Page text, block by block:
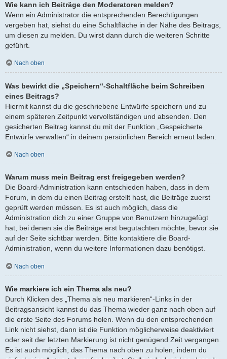
Wie kann ich Beiträge den Moderatoren melden?
Wenn ein Administrator die entsprechenden Berechtigungen
vergeben hat, siehst du eine Schaltfläche in der Nähe des Beitrags,
um diesen zu melden. Du wirst dann durch die weiteren Schritte
geführt.
Nach oben
Was bewirkt die „Speichern“-Schaltfläche beim Schreiben
eines Beitrags?
Hiermit kannst du die geschriebene Entwürfe speichern und zu
einem späteren Zeitpunkt vervollständigen und absenden. Den
gesicherten Beitrag kannst du mit der Funktion „Gespeicherte
Entwürfe verwalten“ in deinem persönlichen Bereich erneut laden.
Nach oben
Warum muss mein Beitrag erst freigegeben werden?
Die Board-Administration kann entschieden haben, dass in dem
Forum, in dem du einen Beitrag erstellt hast, die Beiträge zuerst
geprüft werden müssen. Es ist auch möglich, dass die
Administration dich zu einer Gruppe von Benutzern hinzugefügt
hat, bei denen sie die Beiträge erst begutachten möchte, bevor sie
auf der Seite sichtbar werden. Bitte kontaktiere die Board-
Administration, wenn du weitere Informationen dazu benötigst.
Nach oben
Wie markiere ich ein Thema als neu?
Durch Klicken des „Thema als neu markieren“-Links in der
Beitragsansicht kannst du das Thema wieder ganz nach oben auf
die erste Seite des Forums holen. Wenn du den entsprechenden
Link nicht siehst, dann ist die Funktion möglicherweise deaktiviert
oder seit der letzten Markierung ist nicht genügend Zeit vergangen.
Es ist auch möglich, das Thema nach oben zu holen, indem du